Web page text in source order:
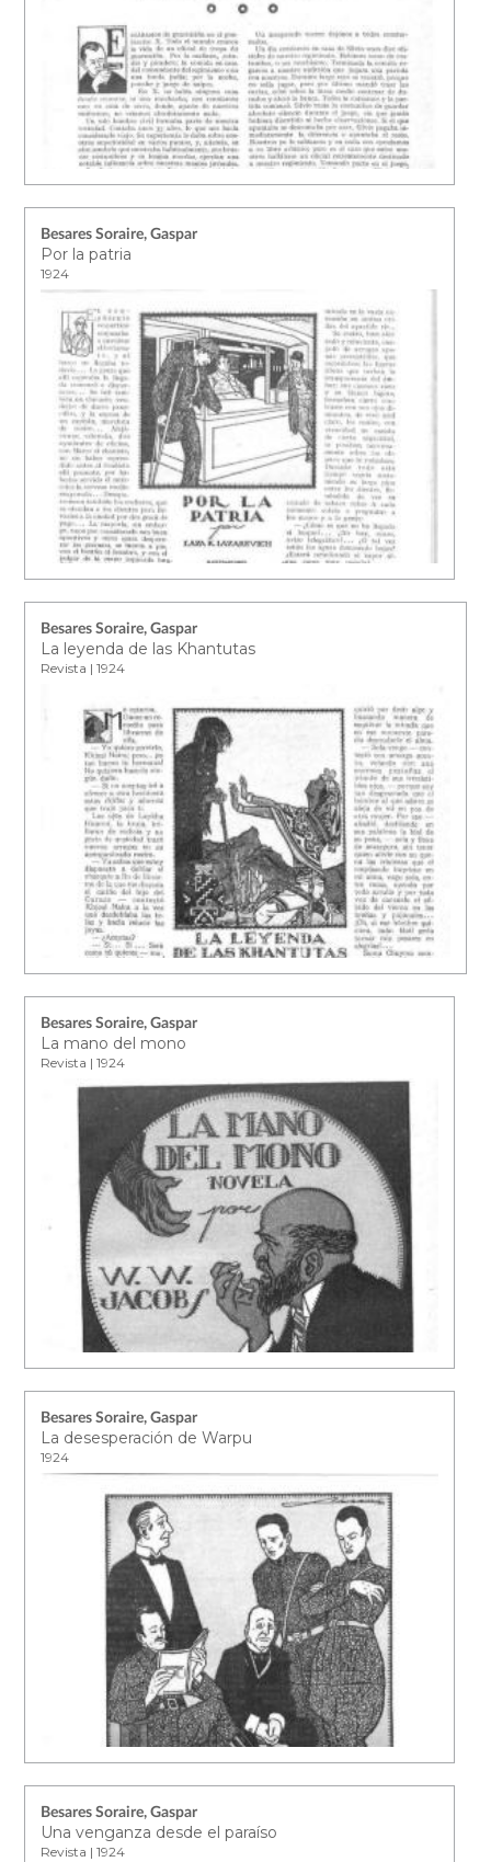
Besares Soraire, Gaspar
Por la patria
1924
Besares Soraire, Gaspar
La leyenda de las Khantutas
Revista | 1924
Besares Soraire, Gaspar
La mano del mono
Revista | 1924
Besares Soraire, Gaspar
La desesperación de Warpu
1924
Besares Soraire, Gaspar
Una venganza desde el paraíso
Revista | 1924